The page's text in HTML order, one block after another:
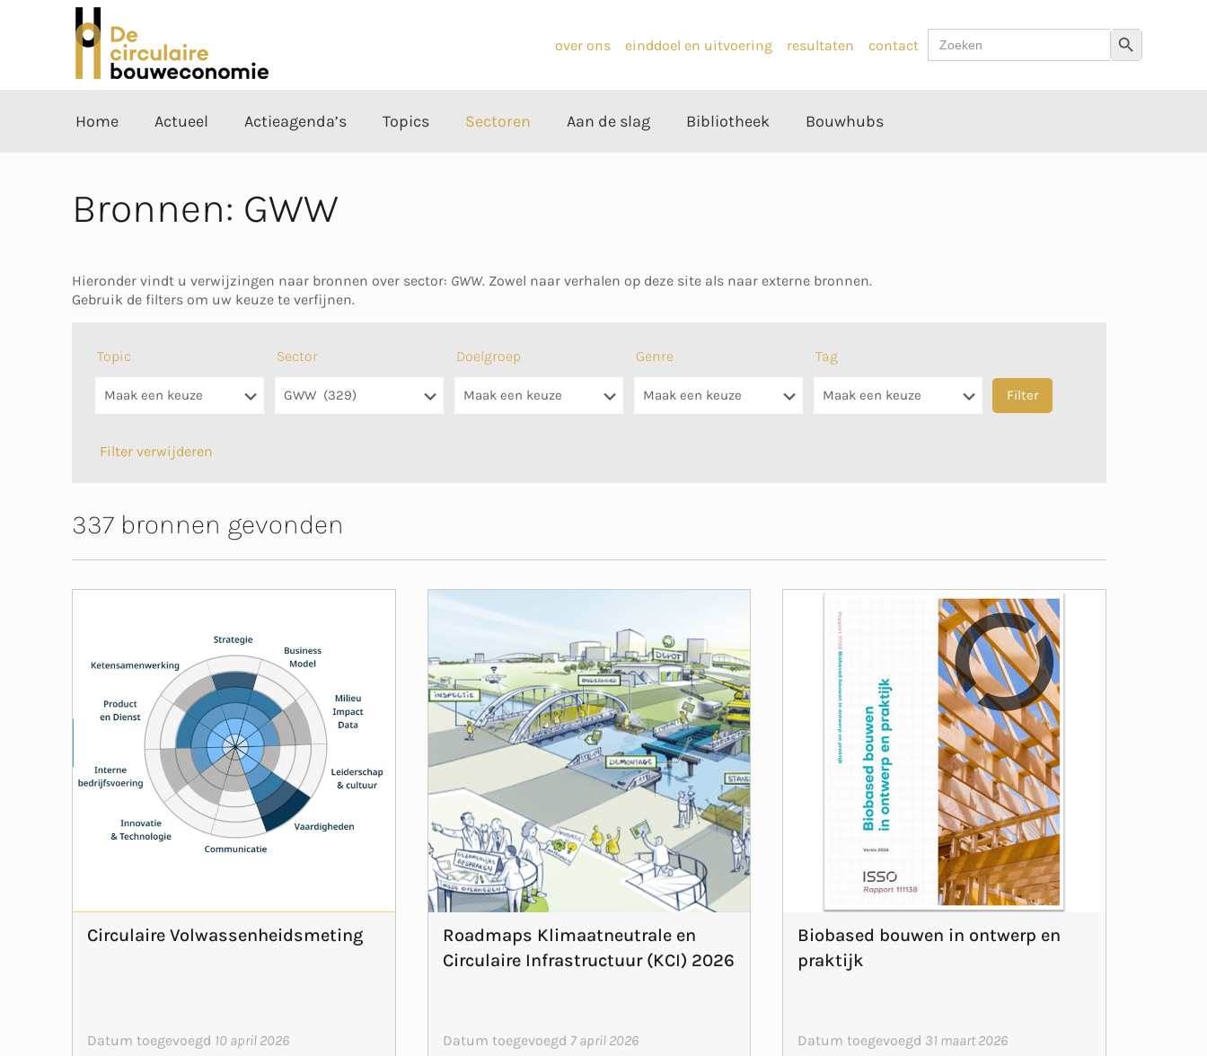
over ons einddoel en uitvoering resultaten contact
Zoek
naar:
Zoekknop
Home Actueel Actieagenda’s Topics Sectoren Aan de slag Bibliotheek Bouwhubs
Bronnen: GWW
Hieronder vindt u verwijzingen naar bronnen over sector: GWW. Zowel naar verhalen op deze site als naar externe bronnen.
Gebruik de filters om uw keuze te verfijnen.
Topic Sector Doelgroep Genre Tag
Filter verwijderen
337 bronnen gevonden
Circulaire Volwassenheidsmeting
Datum toegevoegd 10 april 2026
Roadmaps Klimaatneutrale en
Circulaire Infrastructuur (KCI) 2026
Datum toegevoegd 7 april 2026
Biobased bouwen in ontwerp en
praktijk
Datum toegevoegd 31 maart 2026